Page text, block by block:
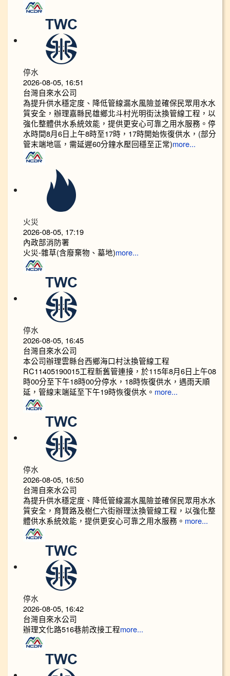
停水
2026-08-05, 16:51
台灣自來水公司
為提升供水穩定度、降低管線漏水風險並確保民眾用水水
質安全，辦理嘉縣民雄鄉北斗村光明街汰換管線工程，以
強化整體供水系統效能，提供更安心可靠之用水服務。停
水時間8月6日上午8時至17時，17時開始恢復供水，(部分
管末端地區，需延遲60分鐘水壓回穩至正常)more...
火災
2026-08-05, 17:19
內政部消防署
火災-雜草(含廢棄物、墓地)more...
停水
2026-08-05, 16:45
台灣自來水公司
本公司辦理雲縣台西鄉海口村汰換管線工程
RC11405190015工程新舊管連接，於115年8月6日上午08
時00分至下午18時00分停水，18時恢復供水，遇雨天順
延，管線末端延至下午19時恢復供水。 more...
停水
2026-08-05, 16:50
台灣自來水公司
為提升供水穩定度、降低管線漏水風險並確保民眾用水水
質安全，育賢路及樹仁六街辦理汰換管線工程，以強化整
體供水系統效能，提供更安心可靠之用水服務。 more...
停水
2026-08-05, 16:42
台灣自來水公司
辦理文化路516巷前改接工程more...